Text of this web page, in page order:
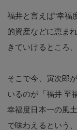
福井と言えば“幸福
的資産などに恵ま
きていけるところ
そこで今、寅次郎
いるのが「福井 至
幸福度日本一の風
で味わえるという